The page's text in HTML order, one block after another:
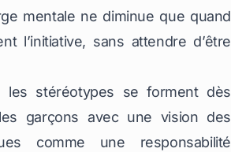
mentale ne diminue que quand
l’initiative, sans attendre d’être
les stéréotypes se forment dès
garçons avec une vision des
comme une responsabilité